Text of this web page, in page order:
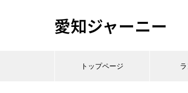
愛知ジャーニー
トップページ